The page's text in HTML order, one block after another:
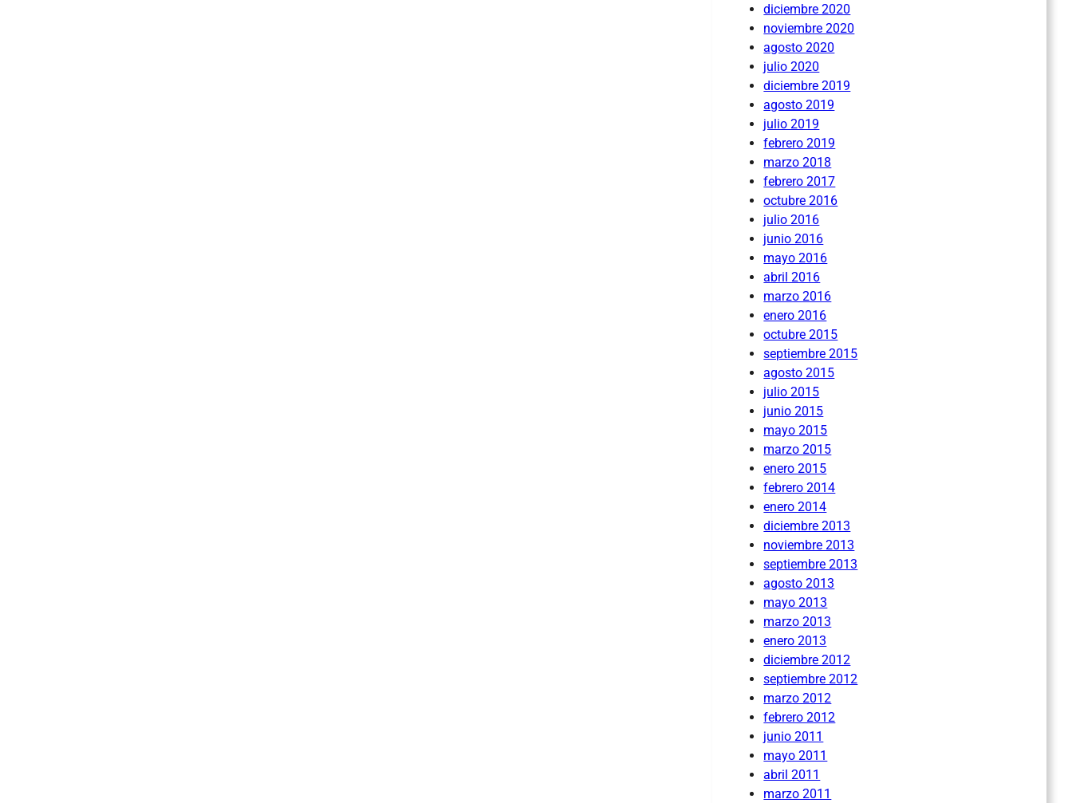
diciembre 2020
noviembre 2020
agosto 2020
julio 2020
diciembre 2019
agosto 2019
julio 2019
febrero 2019
marzo 2018
febrero 2017
octubre 2016
julio 2016
junio 2016
mayo 2016
abril 2016
marzo 2016
enero 2016
octubre 2015
septiembre 2015
agosto 2015
julio 2015
junio 2015
mayo 2015
marzo 2015
enero 2015
febrero 2014
enero 2014
diciembre 2013
noviembre 2013
septiembre 2013
agosto 2013
mayo 2013
marzo 2013
enero 2013
diciembre 2012
septiembre 2012
marzo 2012
febrero 2012
junio 2011
mayo 2011
abril 2011
marzo 2011